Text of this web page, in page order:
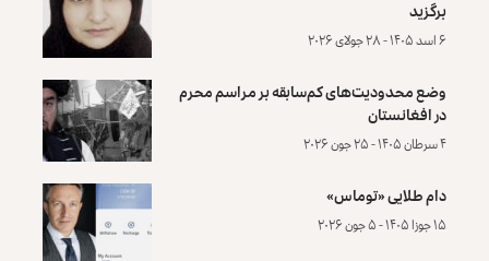
برگزید
۶ اسد ۱۴۰۵ - ۲۸ جولای ۲۰۲۶
وضع محدودیت‌های کم‌سابقه بر مراسم محرم
در افغانستان
۴ سرطان ۱۴۰۵ - ۲۵ جون ۲۰۲۶
دام طلایی «توماس»
۱۵ جوزا ۱۴۰۵ - ۵ جون ۲۰۲۶